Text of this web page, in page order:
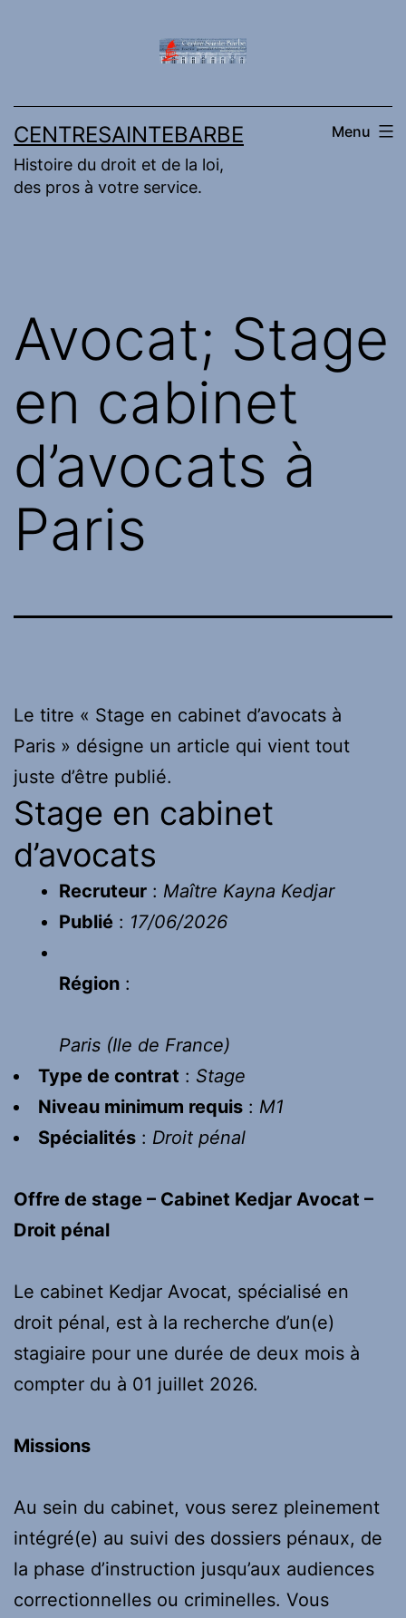
CENTRESAINTEBARBE
Histoire du droit et de la loi,
des pros à votre service.
Menu
Avocat; Stage
en cabinet
d’avocats à
Paris
Le titre « Stage en cabinet d’avocats à
Paris » désigne un article qui vient tout
juste d’être publié.
Stage en cabinet
d’avocats
Recruteur : Maître Kayna Kedjar
Publié : 17/06/2026
Région :
Paris (Ile de France)
Type de contrat : Stage
Niveau minimum requis : M1
Spécialités : Droit pénal
Offre de stage – Cabinet Kedjar Avocat –
Droit pénal
Le cabinet Kedjar Avocat, spécialisé en
droit pénal, est à la recherche d’un(e)
stagiaire pour une durée de deux mois à
compter du à 01 juillet 2026.
Missions
Au sein du cabinet, vous serez pleinement
intégré(e) au suivi des dossiers pénaux, de
la phase d’instruction jusqu’aux audiences
correctionnelles ou criminelles. Vous